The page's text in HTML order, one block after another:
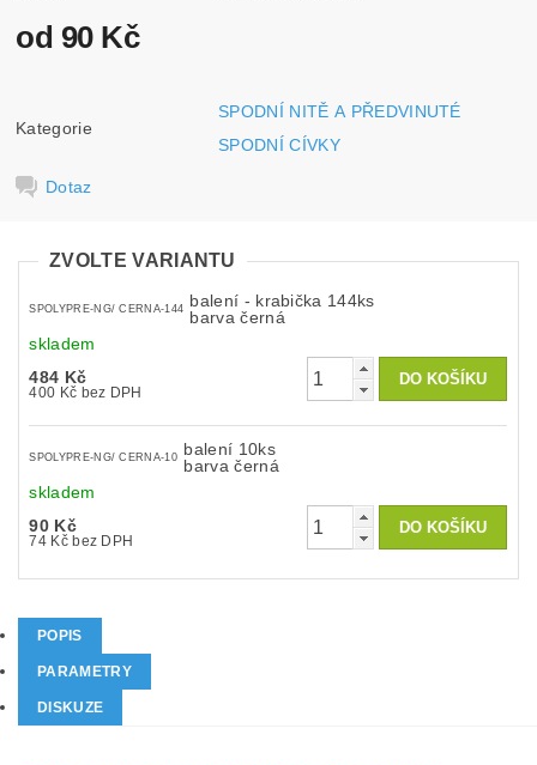
od 90 Kč
Kategorie
SPODNÍ NITĚ A PŘEDVINUTÉ
SPODNÍ CÍVKY
Dotaz
ZVOLTE VARIANTU
SPOLYPRE-NG/ CERNA-144 balení - krabička 144ks
barva černá
skladem
484 Kč
400 Kč bez DPH
SPOLYPRE-NG/ CERNA-10 balení 10ks
barva černá
skladem
90 Kč
74 Kč bez DPH
POPIS
PARAMETRY
DISKUZE